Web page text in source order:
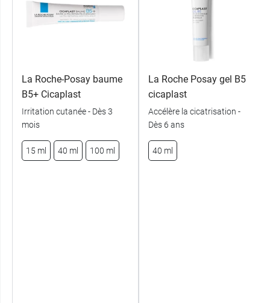
La Roche-Posay baume
B5+ Cicaplast
Irritation cutanée - Dès 3
mois
15 ml 40 ml 100 ml
La Roche Posay gel B5
cicaplast
Accélère la cicatrisation -
Dès 6 ans
40 ml